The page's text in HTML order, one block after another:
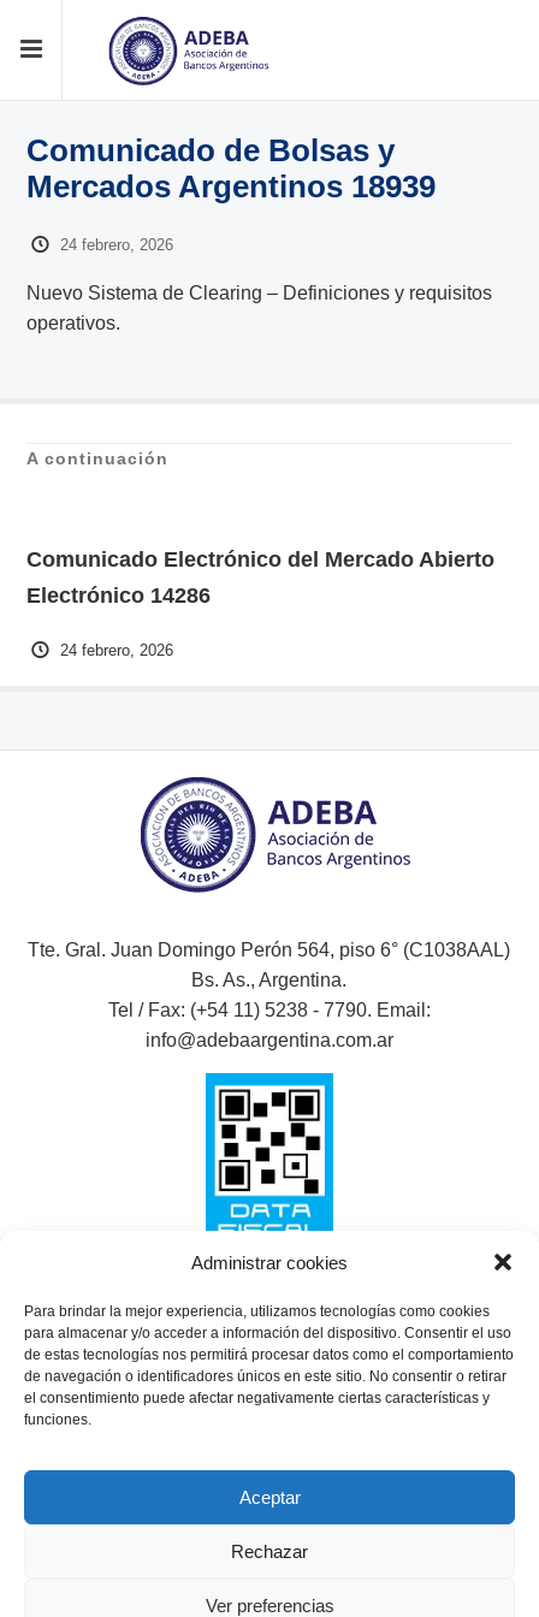
Administrar cookies
Para brindar la mejor experiencia, utilizamos tecnologías como cookies
para almacenar y/o acceder a información del dispositivo. Consentir el uso
de estas tecnologías nos permitirá procesar datos como el comportamiento
de navegación o identificadores únicos en este sitio. No consentir o retirar
el consentimiento puede afectar negativamente ciertas características y
funciones.
Aceptar
Rechazar
Ver preferencias
Comunicado de Bolsas y
Mercados Argentinos 18939
24 febrero, 2026
Nuevo Sistema de Clearing – Definiciones y requisitos
operativos.
A continuación
Comunicado Electrónico del Mercado Abierto
Electrónico 14286
24 febrero, 2026
Tte. Gral. Juan Domingo Perón 564, piso 6° (C1038AAL)
Bs. As., Argentina.
Tel / Fax: (+54 11) 5238 - 7790. Email:
info@adebaargentina.com.ar
Tweet